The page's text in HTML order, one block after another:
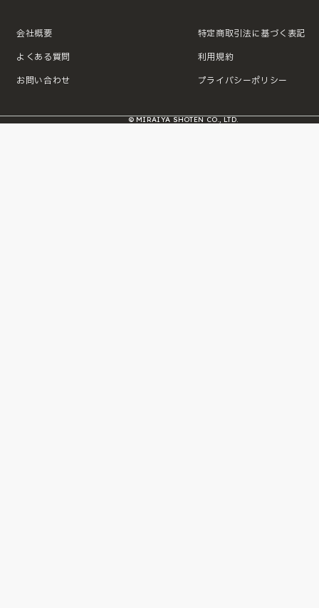
会社概要
よくある質問
お問い合わせ
特定商取引法に基づく表記
利用規約
プライバシーポリシー
© MIRAIYA SHOTEN CO., LTD.